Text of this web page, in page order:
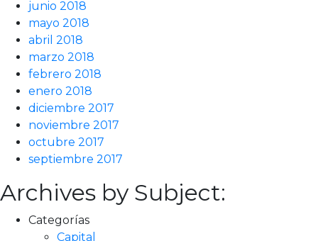
junio 2018
mayo 2018
abril 2018
marzo 2018
febrero 2018
enero 2018
diciembre 2017
noviembre 2017
octubre 2017
septiembre 2017
Archives by Subject:
Categorías
Capital